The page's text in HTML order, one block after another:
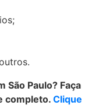
São Paulo? Faça
completo. Clique